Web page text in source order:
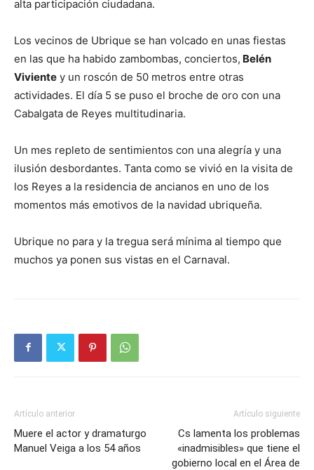
alta participación ciudadana.
Los vecinos de Ubrique se han volcado en unas fiestas
en las que ha habido zambombas, conciertos, Belén
Viviente y un roscón de 50 metros entre otras
actividades. El día 5 se puso el broche de oro con una
Cabalgata de Reyes multitudinaria.
Un mes repleto de sentimientos con una alegría y una
ilusión desbordantes. Tanta como se vivió en la visita de
los Reyes a la residencia de ancianos en uno de los
momentos más emotivos de la navidad ubriqueña.
Ubrique no para y la tregua será mínima al tiempo que
muchos ya ponen sus vistas en el Carnaval.
Artículo anterior
Muere el actor y dramaturgo
Manuel Veiga a los 54 años
Artículo siguiente
Cs lamenta los problemas
«inadmisibles» que tiene el
gobierno local en el Área de